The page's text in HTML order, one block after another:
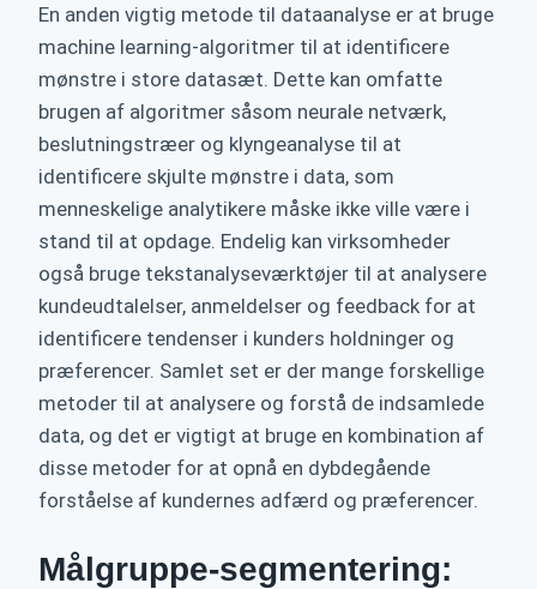
En anden vigtig metode til dataanalyse er at bruge
machine learning-algoritmer til at identificere
mønstre i store datasæt. Dette kan omfatte
brugen af algoritmer såsom neurale netværk,
beslutningstræer og klyngeanalyse til at
identificere skjulte mønstre i data, som
menneskelige analytikere måske ikke ville være i
stand til at opdage. Endelig kan virksomheder
også bruge tekstanalyseværktøjer til at analysere
kundeudtalelser, anmeldelser og feedback for at
identificere tendenser i kunders holdninger og
præferencer. Samlet set er der mange forskellige
metoder til at analysere og forstå de indsamlede
data, og det er vigtigt at bruge en kombination af
disse metoder for at opnå en dybdegående
forståelse af kundernes adfærd og præferencer.
Målgruppe-segmentering: